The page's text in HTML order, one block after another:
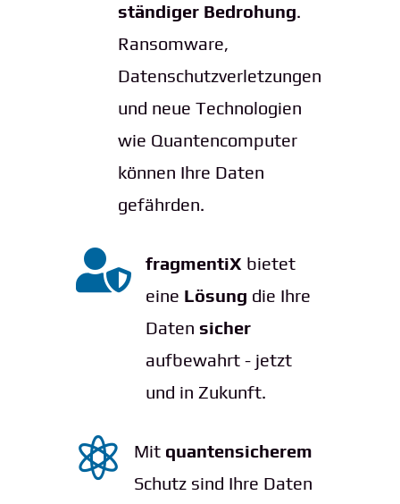
ständiger Bedrohung.
Ransomware,
Datenschutzverletzungen
und neue Technologien
wie Quantencomputer
können Ihre Daten
gefährden.
 fragmentiX bietet
eine Lösung die Ihre
Daten sicher
aufbewahrt - jetzt
und in Zukunft.
 Mit quantensicherem
Schutz sind Ihre Daten